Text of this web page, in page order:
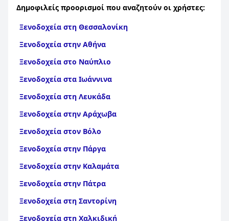
Δημοφιλείς προορισμοί που αναζητούν οι χρήστες:
Ξενοδοχεία στη Θεσσαλονίκη
Ξενοδοχεία στην Αθήνα
Ξενοδοχεία στο Ναύπλιο
Ξενοδοχεία στα Ιωάννινα
Ξενοδοχεία στη Λευκάδα
Ξενοδοχεία στην Αράχωβα
Ξενοδοχεία στον Βόλο
Ξενοδοχεία στην Πάργα
Ξενοδοχεία στην Καλαμάτα
Ξενοδοχεία στην Πάτρα
Ξενοδοχεία στη Σαντορίνη
Ξενοδοχεία στη Χαλκιδική